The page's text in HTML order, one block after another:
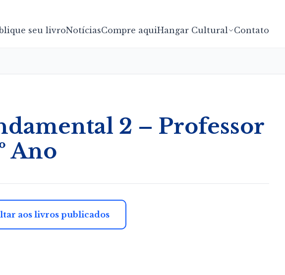
seu livroNotíciasCompre aquiHangar Cultural Contato
2 – Professor
Ano
aos livros publicados